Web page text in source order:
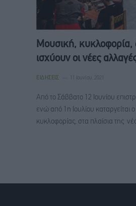
Μουσική, κυκλοφορία,
ισχύουν οι νέες
ΕΙΔΉΣΕΙΣ 11 Ιουνίου, 2021
Από το Σάββατο 12 Ιουνίου
ενώ από 1η Ιουλίου καταργείται
κυκλοφορίας, στα πλαίσια της